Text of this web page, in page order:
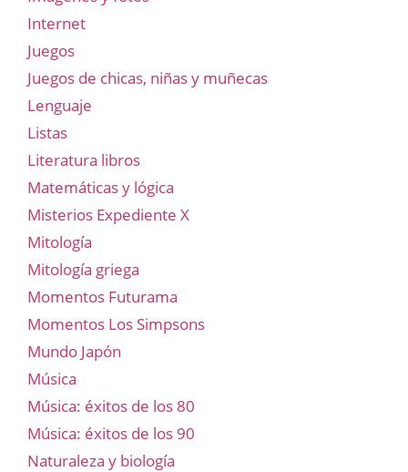
Internet
Juegos
Juegos de chicas, niñas y muñecas
Lenguaje
Listas
Literatura libros
Matemáticas y lógica
Misterios Expediente X
Mitología
Mitología griega
Momentos Futurama
Momentos Los Simpsons
Mundo Japón
Música
Música: éxitos de los 80
Música: éxitos de los 90
Naturaleza y biología